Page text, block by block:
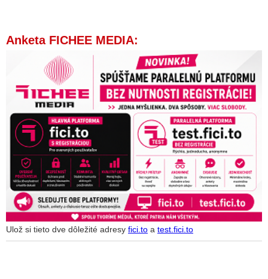
Anketa FICHEE MEDIA:
Ulož si tieto dve dôležité adresy fici.to a test.fici.to